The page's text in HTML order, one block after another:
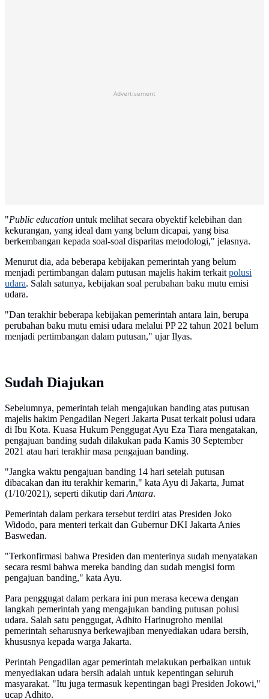
Advertisement
"Public education untuk melihat secara obyektif kelebihan dan
kekurangan, yang ideal dam yang belum dicapai, yang bisa
berkembangan kepada soal-soal disparitas metodologi," jelasnya.
Menurut dia, ada beberapa kebijakan pemerintah yang belum
menjadi pertimbangan dalam putusan majelis hakim terkaitpolusi
udara. Salah satunya, kebijakan soal perubahan baku mutu emisi
udara.
"Dan terakhir beberapa kebijakan pemerintah antara lain, berupa
perubahan baku mutu emisi udara melalui PP 22 tahun 2021 belum
menjadi pertimbangan dalam putusan," ujar Ilyas.
Sudah Diajukan
Sebelumnya, pemerintah telah mengajukan banding atas putusan
majelis hakim Pengadilan Negeri Jakarta Pusat terkait polusi udara
di Ibu Kota. Kuasa Hukum Penggugat Ayu Eza Tiara mengatakan,
pengajuan banding sudah dilakukan pada Kamis 30 September
2021 atau hari terakhir masa pengajuan banding.
"Jangka waktu pengajuan banding 14 hari setelah putusan
dibacakan dan itu terakhir kemarin," kata Ayu di Jakarta, Jumat
(1/10/2021), seperti dikutip dari Antara.
Pemerintah dalam perkara tersebut terdiri atas Presiden Joko
Widodo, para menteri terkait dan Gubernur DKI Jakarta Anies
Baswedan.
"Terkonfirmasi bahwa Presiden dan menterinya sudah menyatakan
secara resmi bahwa mereka banding dan sudah mengisi form
pengajuan banding," kata Ayu.
Para penggugat dalam perkara ini pun merasa kecewa dengan
langkah pemerintah yang mengajukan banding putusan polusi
udara. Salah satu penggugat, Adhito Harinugroho menilai
pemerintah seharusnya berkewajiban menyediakan udara bersih,
khususnya kepada warga Jakarta.
Perintah Pengadilan agar pemerintah melakukan perbaikan untuk
menyediakan udara bersih adalah untuk kepentingan seluruh
masyarakat. "Itu juga termasuk kepentingan bagi Presiden Jokowi,"
ucap Adhito.